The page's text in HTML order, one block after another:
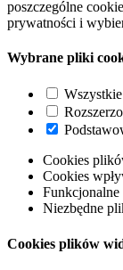
poszczególne
prywatności i
Wybrane pliki
Wszystkie
Cookies
Cookies
Niezbędne
Cookies plików